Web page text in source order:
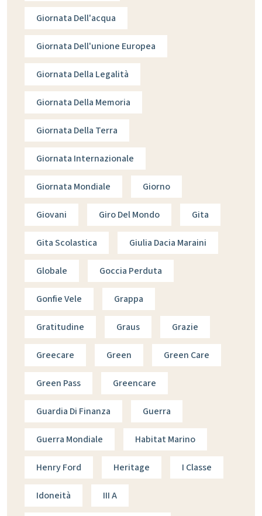
Giornata Dell'acqua
Giornata Dell'unione Europea
Giornata Della Legalità
Giornata Della Memoria
Giornata Della Terra
Giornata Internazionale
Giornata Mondiale Giorno
Giovani Giro Del Mondo Gita
Gita Scolastica Giulia Dacia Maraini
Globale Goccia Perduta
Gonfie Vele Grappa
Gratitudine Graus Grazie
Greecare Green Green Care
Green Pass Greencare
Guardia Di Finanza Guerra
Guerra Mondiale Habitat Marino
Henry Ford Heritage I Classe
Idoneità III A